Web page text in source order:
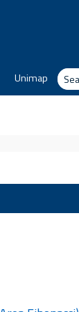
Unimap
Search